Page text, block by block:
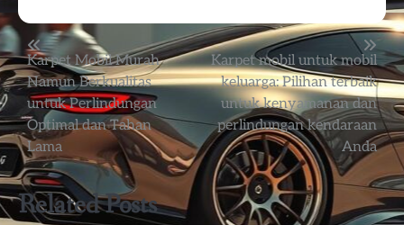
Post
navigation
Karpet Mobil Murah
Namun Berkualitas
untuk Perlindungan
Optimal dan Tahan
Lama
Karpet mobil untuk mobil
keluarga: Pilihan terbaik
untuk kenyamanan dan
perlindungan kendaraan
Anda
Related Posts